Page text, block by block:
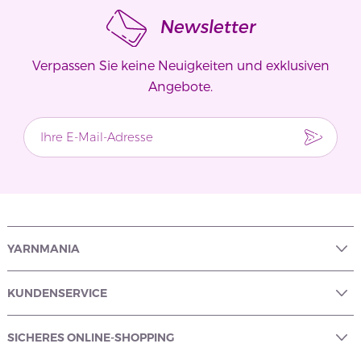
Newsletter
Verpassen Sie keine Neuigkeiten und exklusiven
Angebote.
YARNMANIA
KUNDENSERVICE
SICHERES ONLINE-SHOPPING